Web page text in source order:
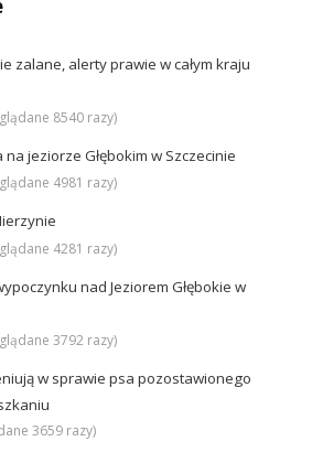
zalane, alerty prawie w całym kraju
8540 razy)
jeziorze Głębokim w Szczecinie
4981 razy)
4281 razy)
nad Jeziorem Głębokie w
3792 razy)
w sprawie psa pozostawionego
3659 razy)